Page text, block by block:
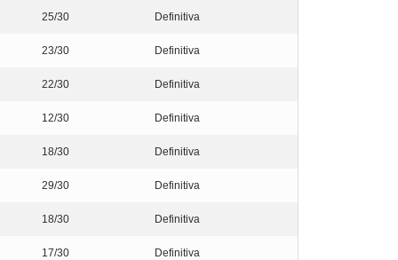
25/30 Definitiva
23/30 Definitiva
22/30 Definitiva
12/30 Definitiva
18/30 Definitiva
29/30 Definitiva
18/30 Definitiva
17/30 Definitiva